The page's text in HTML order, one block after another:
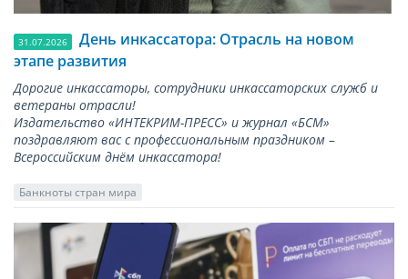
31.07.2026
День инкассатора: Отрасль на новом
этапе развития
Дорогие инкассаторы, сотрудники инкассаторских служб и
ветераны отрасли!
Издательство «ИНТЕКРИМ-ПРЕСС» и журнал «БСМ»
поздравляют вас с профессиональным праздником –
Всероссийским днём инкассатора!
Банкноты стран мира